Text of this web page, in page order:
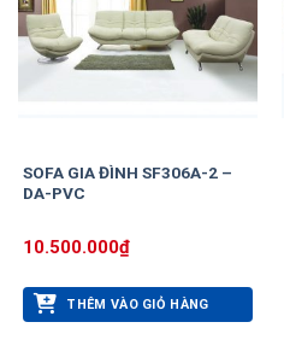
SOFA GIA ĐÌNH SF306A-2 –
DA-PVC
10.500.000₫
THÊM VÀO GIỎ HÀNG